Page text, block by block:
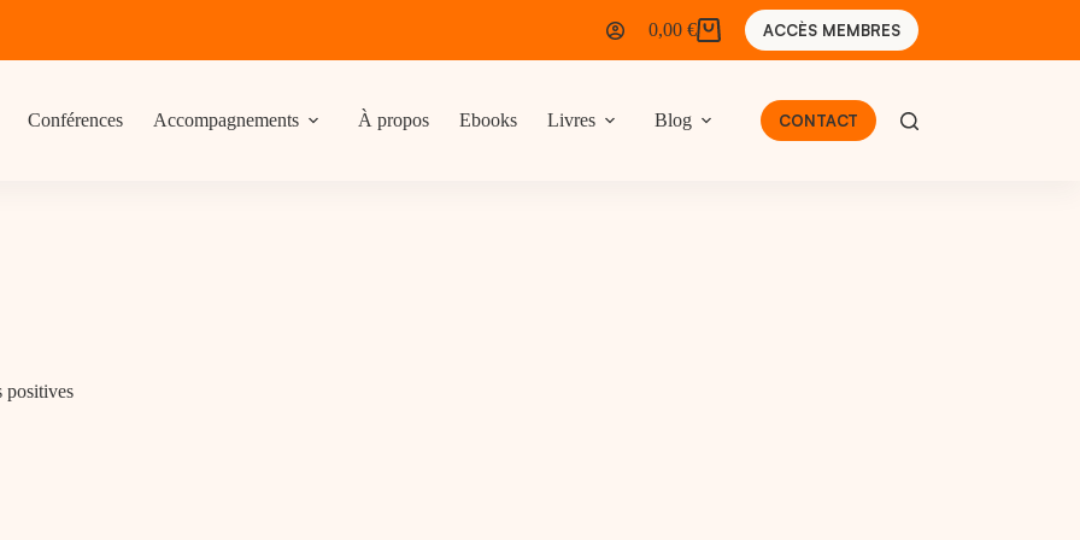
Panier
d’achat
0,00 € ACCÈS MEMBRES
Conférences Accompagnements À propos Ebooks Livres Blog CONTACT
positives